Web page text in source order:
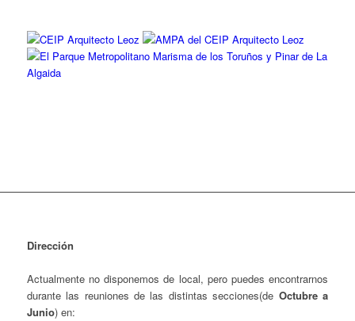
Dirección
Actualmente no disponemos de local, pero puedes encontrarnos
durante las reuniones de las distintas secciones(de Octubre a
Junio) en: